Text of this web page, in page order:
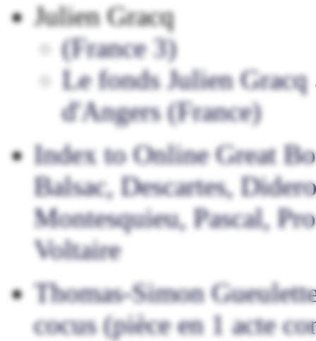
Julien Gracq
(France 3)
Le fonds Julien
d'Angers (France)
Index to Online Great
Balsac, Descartes,
Montesquieu, Pascal,
Voltaire
Thomas-Simon
cocus (pièce en 1 acte